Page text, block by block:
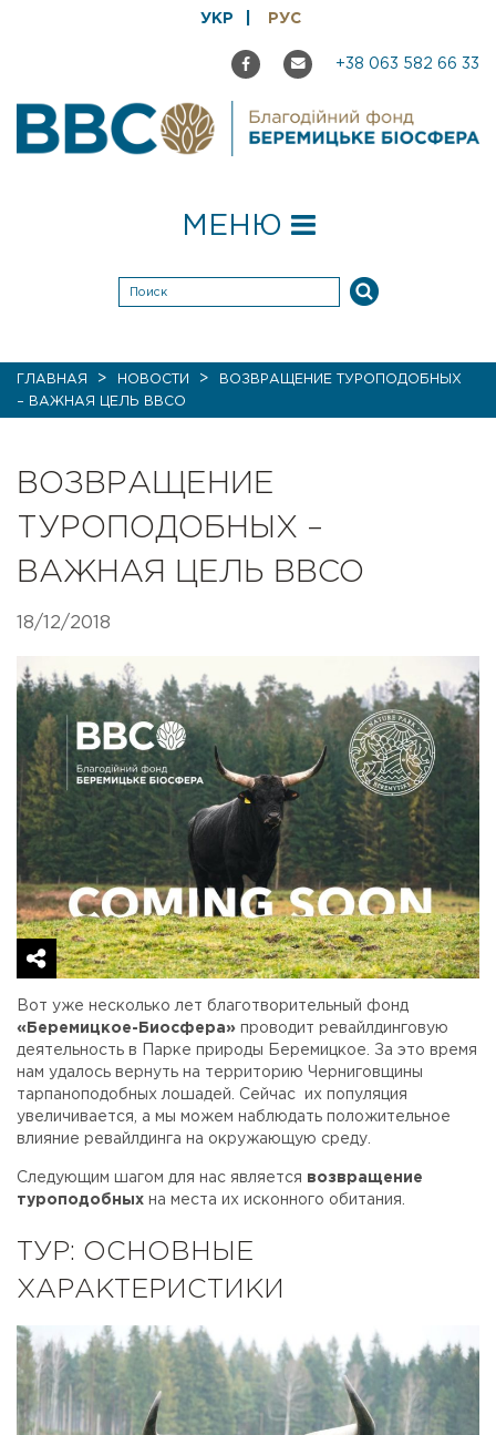
УКР РУС
+38 063 582 66 33
МЕНЮ
ГЛАВНАЯ > НОВОСТИ >
ВОЗВРАЩЕНИЕ ТУРОПОДОБНЫХ
– ВАЖНАЯ ЦЕЛЬ BBCO
ВОЗВРАЩЕНИЕ
ТУРОПОДОБНЫХ –
ВАЖНАЯ ЦЕЛЬ BBCO
18/12/2018
Вот уже несколько лет благотворительный фонд
«Беремицкое-Биосфера» проводит ревайлдинговую
деятельность в Парке природы Беремицкое. За это время
нам удалось вернуть на территорию Черниговщины
тарпаноподобных лошадей. Сейчас их популяция
увеличивается, а мы можем наблюдать положительное
влияние ревайлдинга на окружающую среду.
Следующим шагом для нас является возвращение
туроподобных на места их исконного обитания.
ТУР: ОСНОВНЫЕ
ХАРАКТЕРИСТИКИ